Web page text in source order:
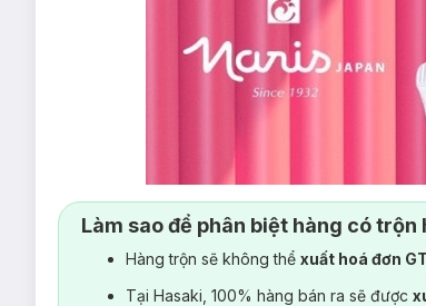
Làm sao để phân biệt hàng có trộn
Hàng trộn sẽ không thể xuất hoá đơn
Tại Hasaki, 100% hàng bán ra sẽ được